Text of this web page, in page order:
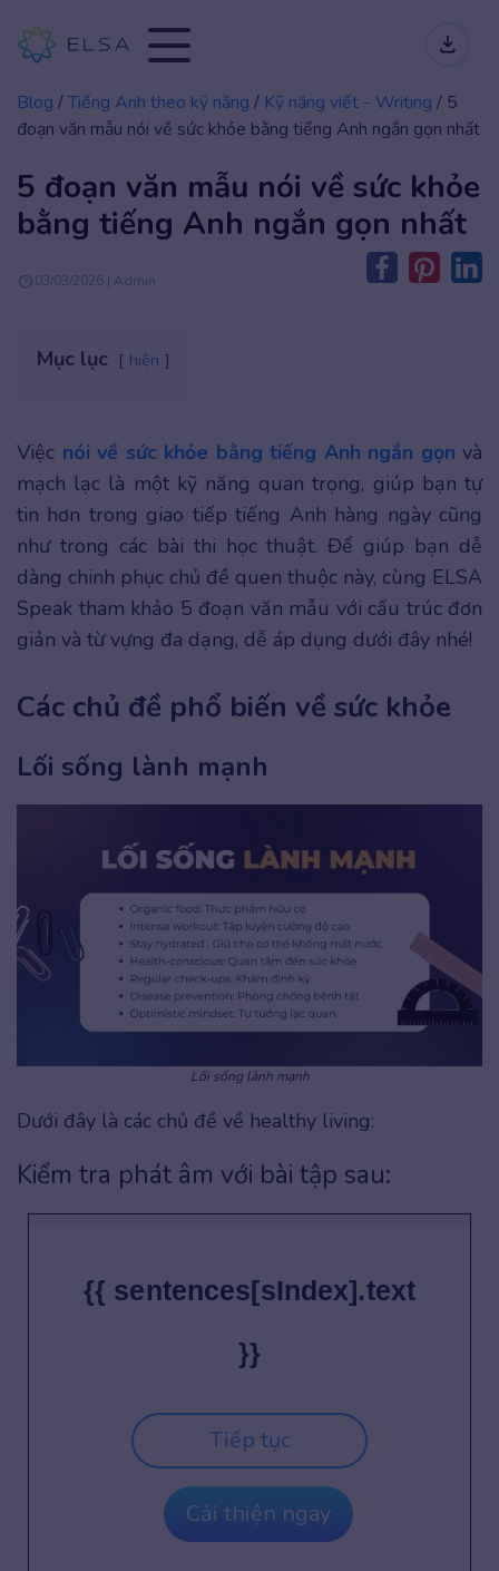
Blog /Tiếng Anh theo kỹ năng / Kỹ năng viết - Writing / 5
đoạn văn mẫu nói về sức khỏe bằng tiếng Anh ngắn gọn nhất
5 đoạn văn mẫu nói về sức khỏe
bằng tiếng Anh ngắn gọn nhất
03/03/2026 | Admin
Mục lục hiện
Việc nói về sức khỏe bằng tiếng Anh ngắn gọn và
mạch lạc là một kỹ năng quan trọng, giúp bạn tự
tin hơn trong giao tiếp tiếng Anh hàng ngày cũng
như trong các bài thi học thuật. Để giúp bạn dễ
dàng chinh phục chủ đề quen thuộc này, cùng ELSA
Speak tham khảo 5 đoạn văn mẫu với cấu trúc đơn
giản và từ vựng đa dạng, dễ áp dụng dưới đây nhé!
Các chủ đề phổ biến về sức khỏe
Lối sống lành mạnh
Lối sống lành mạnh
Dưới đây là các chủ đề về healthy living:
Kiểm tra phát âm với bài tập sau:
{{ sentences[sIndex].text
}}
Tiếp tục
Cải thiện ngay